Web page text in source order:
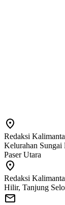
Redaksi
Kelurahan Sungai
Paser Utara
Redaksi
Hilir, Tanjung